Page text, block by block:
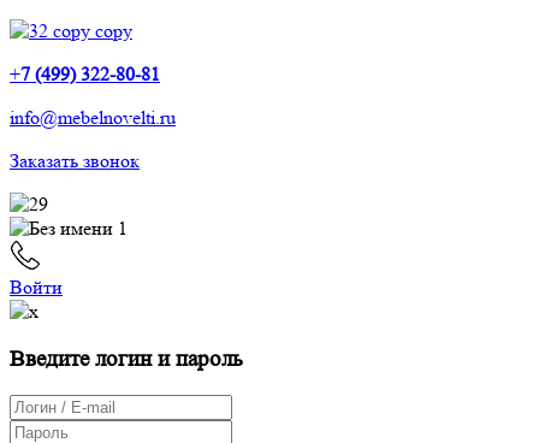
+7 (499) 322-80-81
info@mebelnovelti.ru
Заказать звонок
Войти
Введите логин и пароль